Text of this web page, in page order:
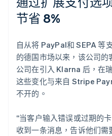
节省 8%
自从将 PayPal和 SEPA 等
的德国市场以来，该公司
公司在引入 Klarna 后，在
这些变化与来自 Stripe
不开的。
“当客户输入错误或过期的
收到一条消息，告诉他们